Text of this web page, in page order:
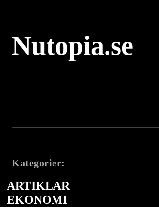
Nutopia.se
Kategorier:
ARTIKLAR
EKONOMI